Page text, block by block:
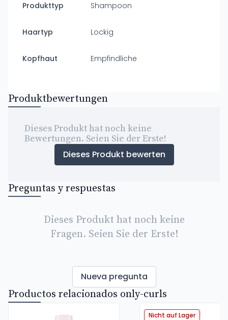
Produkttyp Shampoon
Haartyp Lockig
Kopfhaut Empfindliche
Produktbewertungen
Dieses Produkt hat noch keine
Bewertungen. Seien Sie der Erste!
Dieses Produkt bewerten
Preguntas y respuestas
Dieses Produkt hat noch keine
Fragen. Seien Sie der Erste!
Nueva pregunta
Productos relacionados only-curls
Nicht auf Lager